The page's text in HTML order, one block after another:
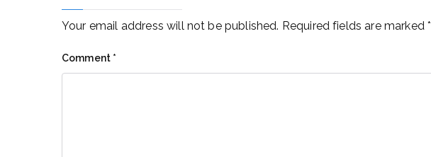
Your email address will not be published. Required fields are marked*
Comment *